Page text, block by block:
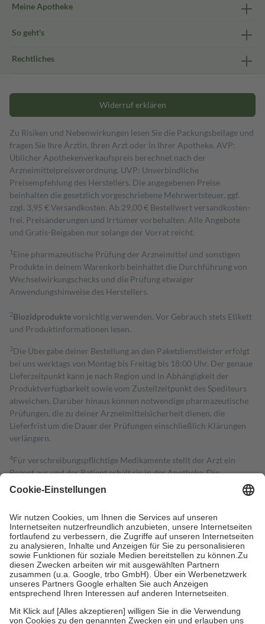
Meine Apotheke
So geht's
Rechtliches
Widerruf erklären
Zu Risiken und Nebenwirkungen lesen Sie die Packungsbeilage und
fragen Sie Ihre Ärztin, Ihren Arzt oder in Ihrer Apotheke. AVP:
Üblicher Apothekenverkaufspreis berechnet nach der
Arzneimittelpreisverordnung. UVP: Unverbindliche
Preisempfehlung des Herstellers. Die angegebenen Preise
beinhalten die gesetzlich vorgeschriebene Mehrwertsteuer, ggf.
zzgl. 3,95 € Versandkosten. Ab 29,00 € Bestell­wert versand­kosten­
frei. Preisänderungen und Irrtümer vorbehalten. Alle Angebote
und Gratis-Beigaben nur solange der Vorrat reicht.
1 Eine pharmazeutische Prüfung der Arzneimittel und sonstigen
Produkte in deinem Warenkorb beinhaltet die Durchführung von
Wechselwirkungschecks und die Prüfung etwaiger
Anwendungshinweise des Herstellers.
2Biozidproduktevorsichtig verwenden. Vor Gebrauch stets Etikett
und Produktinformationen lesen.
3Die Übergabe deiner Bestellung an den Paketdienstleister erfolgt
bei uns werktags von Montag bis Freitag bis 18:00 Uhr. Der genaue
Lieferzeitpunkt kann je nach Region und in Abhängigkeit der
Produktverfügbarkeit sowie vom Zustellzeitpunkt des Spediteurs
abweichen. Darüber hinaus können notwendige pharmazeutische
Prüfungen, die zu deiner Arzneimittelsicherheit dienen, die
Lieferfrist um die Dauer der Prüfungen einschließlich Klärungen
verlängern.
4Für verschreibungspflichtige Medikamente stellt der Arzt ein
Rezept aus und der Patient erhält sie in der Apotheke. Die
gesetzliche Krankenversicherung übernimmt in der Regel die
Kosten dafür, der Versicherte trägt einen Teil davon als Zuzahlung
Grundsätzlich leisten Mitglieder Zuzahlungen in Höhe von zehn
Prozent des Abgabepreises,mindestens jedochfünf Euround
höchstens zehn Euro.Es sind jedoch nie mehr als die tatsächlichen
Kosten der Leistung zu entrichten.
Diese Regeln gelten grundsätzlich auch für Online-Apotheken.
Bei Heilmitteln und häuslicher Krankenpflege beträgt die
Zuzahlung zehn Prozent der Kosten sowie zehn Euro je
Verordnung.
Um das Engagement der Versicherten für ihre eigene Gesundheit zu